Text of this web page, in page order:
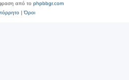
από το phpbbgr.com
|Όροι